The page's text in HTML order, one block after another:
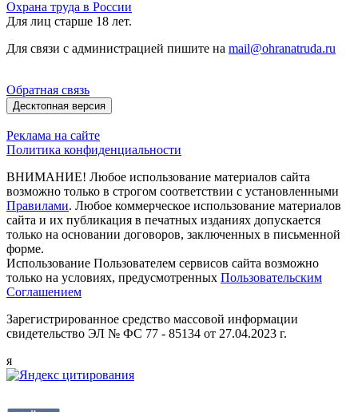
Охрана труда в России
Для лиц старше 18 лет.
Для связи с администрацией пишите на mail@ohranatruda.ru
Обратная связь
Десктопная версия
Реклама на сайте
Политика конфиденциальности
ВНИМАНИЕ! Любое использование материалов сайта
возможно только в строгом соответствии с установленными
Правилами. Любое коммерческое использование материалов
сайта и их публикация в печатных изданиях допускается
только на основании договоров, заключенных в письменной
форме.
Использование Пользователем сервисов сайта возможно
только на условиях, предусмотренных Пользовательским
Соглашением
Зарегистрированное средство массовой информации
свидетельство ЭЛ № ФС 77 - 85134 от 27.04.2023 г.
я